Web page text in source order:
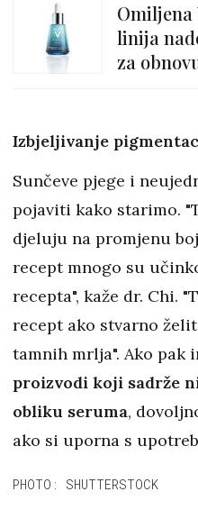
Omiljena
linija
za
Izbjeljivanje
Sunčeve pjege i
pojaviti kako starimo.
djeluju na promjenu
recept mnogo su
recepta", kaže dr. Chi.
recept ako stvarno
tamnih mrlja". Ako pak
proizvodi koji sadrže
obliku seruma,
ako si uporna s
PHOTO: SHUTTERSTOCK